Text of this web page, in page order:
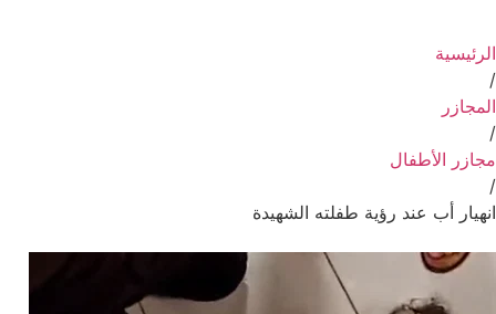
الرئيسية
/
المجازر
/
مجازر الأطفال
/
انهيار أب عند رؤية طفلته الشهيدة